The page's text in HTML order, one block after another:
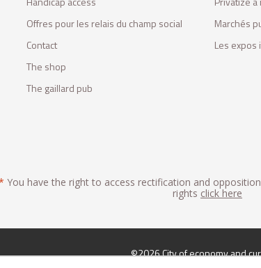
Offres pour les relais du champ social
Contact
The shop
The gaillard pub
Marchés
Les expos
You have the right to access rectification and
rights click here
©2026 City of economy and